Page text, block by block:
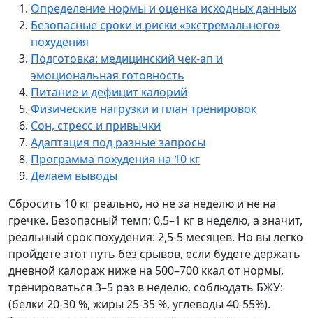
Определение нормы и оценка исходных данных
Безопасные сроки и риски «экстремального»
похудения
Подготовка: медицинский чек-ап и
эмоциональная готовность
Питание и дефицит калорий
Физические нагрузки и план тренировок
Сон, стресс и привычки
Адаптация под разные запросы
Программа похудения на 10 кг
Делаем выводы
Сбросить 10 кг реально, но не за неделю и не на
гречке. Безопасный темп: 0,5–1 кг в неделю, а значит,
реальный срок похудения: 2,5-5 месяцев. Но вы легко
пройдете этот путь без срывов, если будете держать
дневной калораж ниже на 500–700 ккал от нормы,
тренироваться 3–5 раз в неделю, соблюдать БЖУ:
(белки 20-30 %, жиры 25-35 %, углеводы 40-55%).